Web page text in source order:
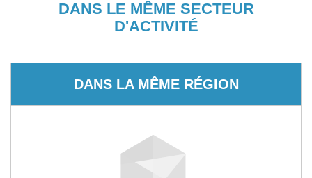
DANS LE MÊME SECTEUR
D'ACTIVITÉ
DANS LA MÊME RÉGION